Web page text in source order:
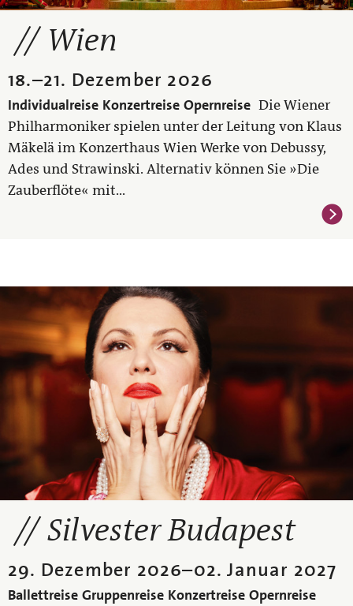
Wien
18.–21. Dezember 2026
Individualreise Konzertreise Opernreise Die Wiener
Philharmoniker spielen unter der Leitung von Klaus
Mäkelä im Konzerthaus Wien Werke von Debussy,
Ades und Strawinski. Alternativ können Sie »Die
Zauberflöte« mit...
Silvester Budapest
29. Dezember 2026–02. Januar 2027
Ballettreise Gruppenreise Konzertreise Opernreise